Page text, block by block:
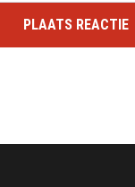
PLAATS REACTIE